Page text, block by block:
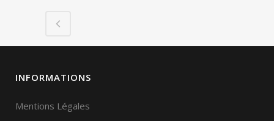
INFORMATIONS
Mentions Légales